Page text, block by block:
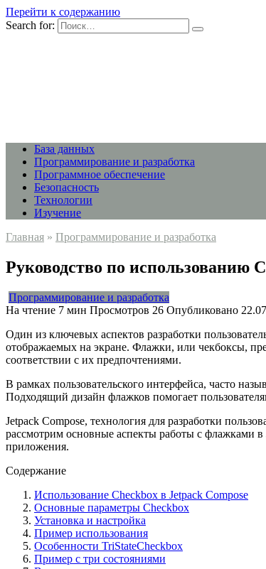
Перейти к содержанию
Search for:
База данных
Программирование и разработка
Программное обеспечение
Безопасность
Технологии
Изучение
Главная » Программирование и разработка
Руководство по использованию
Программирование и разработка
На чтение 7 мин Просмотров 26 Опубликовано
Один из ключевых аспектов разработки
отображаемых на экране. Флажки, или чекбоксы,
соответствии с их предпочтениями.
В рамках пользовательского интерфейса, часто
Подходящий дизайн флажков помогает
Jetpack Compose, технология для разработки
рассмотрим основные аспекты работы с флажками в
приложения.
Содержание
Использование Checkbox в Jetpack Compose
Основные параметры Checkbox
Установка и настройка
Пример использования
Особенности TriStateCheckbox
Пример с три состояниями